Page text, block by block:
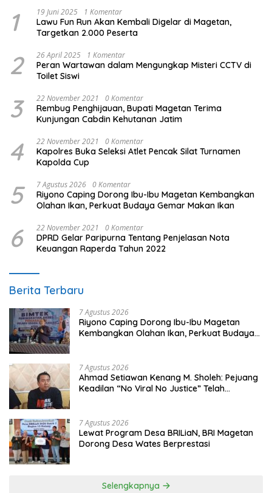
1 19 Juni 2025 1 Komentar
Lawu Fun Run Akan Kembali Digelar di Magetan,
Targetkan 2.000 Peserta
2 26 April 2025 1 Komentar
Peran Wartawan dalam Mengungkap Misteri CCTV di
Toilet Siswi
3 22 November 2021 0 Komentar
Rembug Penghijauan, Bupati Magetan Terima
Kunjungan Cabdin Kehutanan Jatim
4 22 November 2021 0 Komentar
Kapolres Buka Seleksi Atlet Pencak Silat Turnamen
Kapolda Cup
5 7 Agustus 2026 0 Komentar
Riyono Caping Dorong Ibu-Ibu Magetan Kembangkan
Olahan Ikan, Perkuat Budaya Gemar Makan Ikan
6 22 November 2021 0 Komentar
DPRD Gelar Paripurna Tentang Penjelasan Nota
Keuangan Raperda Tahun 2022
Berita Terbaru
7 Agustus 2026
Riyono Caping Dorong Ibu-Ibu Magetan
Kembangkan Olahan Ikan, Perkuat Budaya
7 Agustus 2026
Ahmad Setiawan Kenang M. Sholeh: Pejuang
Keadilan “No Viral No Justice” Telah
7 Agustus 2026
Lewat Program Desa BRILiaN, BRI Magetan
Dorong Desa Wates Berprestasi
Selengkapnya